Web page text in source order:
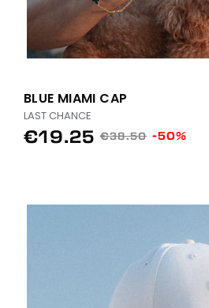
BLUE MIAMI CAP
LAST CHANCE
€19.25 €38.50 -50%